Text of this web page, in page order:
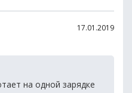
17.01.2019
на одной зарядке